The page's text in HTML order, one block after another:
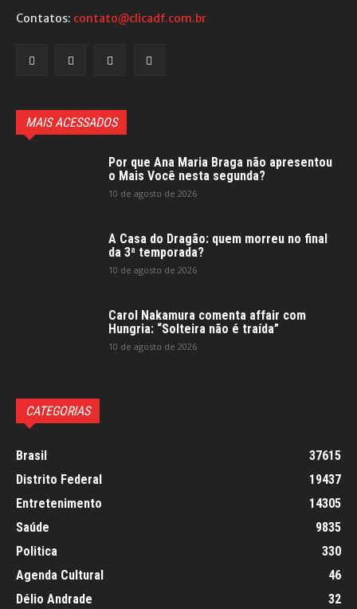
Contatos: contato@clicadf.com.br
MAIS ACESSADOS
Por que Ana Maria Braga não apresentou
o Mais Você nesta segunda?
10 de agosto de 2026
A Casa do Dragão: quem morreu no final
da 3ª temporada?
10 de agosto de 2026
Carol Nakamura comenta affair com
Hungria: “Solteira não é traída”
10 de agosto de 2026
CATEGORIAS
Brasil
37615
Distrito Federal
19437
Entretenimento
14305
Saúde
9835
Politica
330
Agenda Cultural
46
Délio Andrade
32